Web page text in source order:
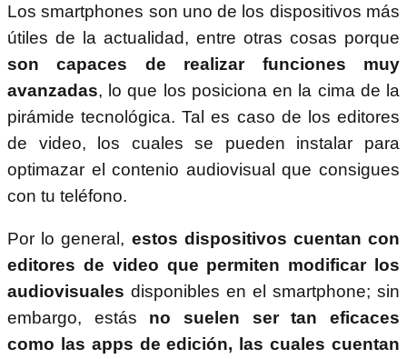
Los smartphones son uno de los dispositivos más
útiles de la actualidad, entre otras cosas porque
son capaces de realizar funciones muy
avanzadas, lo que los posiciona en la cima de la
pirámide tecnológica. Tal es caso de los editores
de video, los cuales se pueden instalar para
optimazar el contenio audiovisual que consigues
con tu teléfono.
Por lo general, estos dispositivos cuentan con
editores de video que permiten modificar los
audiovisuales disponibles en el smartphone; sin
embargo, estás no suelen ser tan eficaces
como las apps de edición, las cuales cuentan